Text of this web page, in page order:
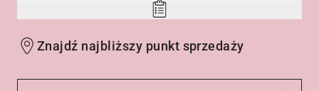
Add
wishlist
Znajdź najbliższy punkt sprzedaży